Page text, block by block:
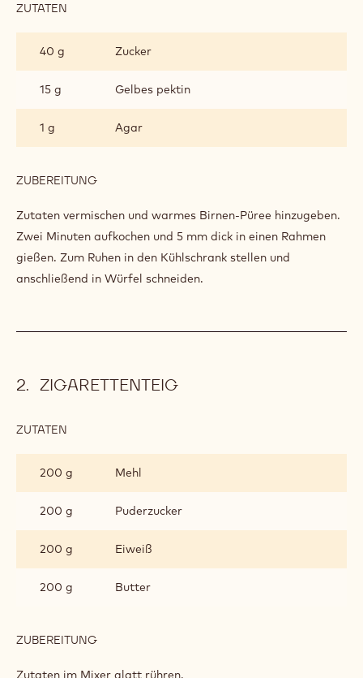
ZUTATEN
40 g
Zucker
15 g Gelbes pektin
1 g Agar
ZUBEREITUNG
WÜRFEL
Zutaten vermischen und warmes Birnen-Püree hinzugeben.
Zwei Minuten aufkochen und 5 mm dick in einen Rahmen
gießen. Zum Ruhen in den Kühlschrank stellen und
anschließend in Würfel schneiden.
ZIGARETTENTEIG
ZUTATEN
200 g
Mehl
200 g Puderzucker
200 g Eiweiß
200 g Butter
ZUBEREITUNG
Zutaten im Mixer glatt rühren.